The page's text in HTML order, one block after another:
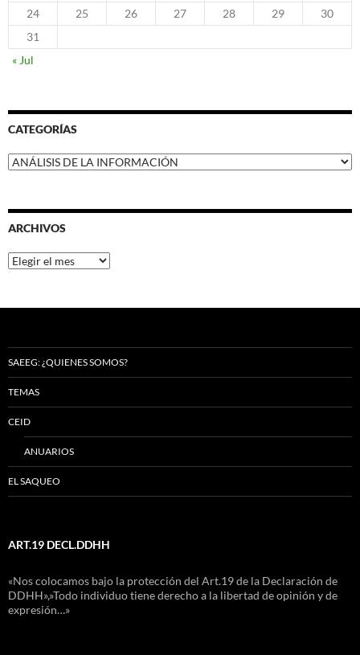
24
25 26 27 28 29
30
31
« Jul
CATEGORÍAS
Categorías
ARCHIVOS
Archivos
SAEEG: ¿QUIENES SOMOS?
TEMAS
CEID
ANUARIOS
EL SAQUEO
ART.19 DECL.DDHH
«Nos colocamos bajo la protección del Art.19 de la Declaración de
DDHH»,»Todo individuo tiene derecho a la libertad de opinión y de
expresión…»